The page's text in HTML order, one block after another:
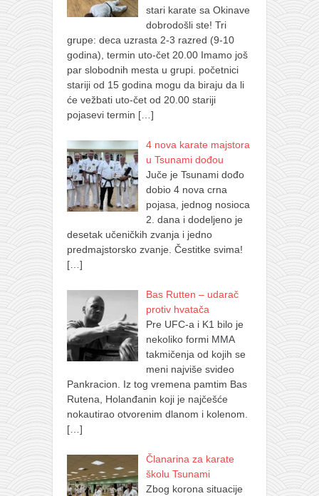
stari karate sa Okinave
dobrodošli ste! Tri
grupe: deca uzrasta 2-3 razred (9-10
godina), termin uto-čet 20.00 Imamo još
par slobodnih mesta u grupi. početnici
stariji od 15 godina mogu da biraju da li
će vežbati uto-čet od 20.00 stariji
pojasevi termin […]
4 nova karate majstora
u Tsunami dođou
Juče je Tsunami dođo
dobio 4 nova crna
pojasa, jednog nosioca
2. dana i dodeljeno je
desetak učeničkih zvanja i jedno
predmajstorsko zvanje. Čestitke svima!
[…]
Bas Rutten – udarač
protiv hvatača
Pre UFC-a i K1 bilo je
nekoliko formi MMA
takmičenja od kojih se
meni najviše svideo
Pankracion. Iz tog vremena pamtim Bas
Rutena, Holanđanin koji je najčešće
nokautirao otvorenim dlanom i kolenom.
[…]
Članarina za karate
školu Tsunami
Zbog korona situacije